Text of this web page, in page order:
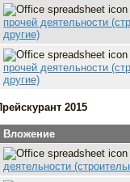
прочей деятельности
другие)
прочей деятельности
другие)
2015
Вложение
деятельности